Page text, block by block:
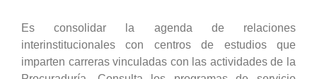
Es consolidar la agenda de relaciones
interinstitucionales con centros de estudios que
imparten carreras vinculadas con las actividades de la